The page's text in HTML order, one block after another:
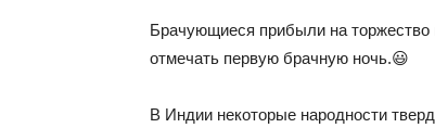
Брачующиеся прибыли на торжество
отмечать первую брачную ночь.😃
В Индии некоторые народности